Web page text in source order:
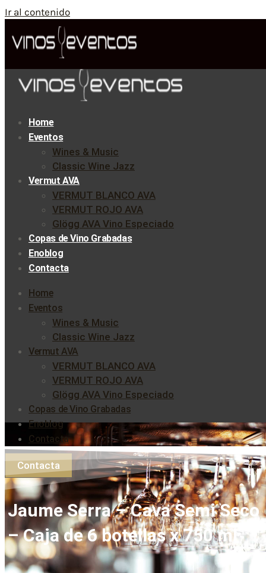
Ir al contenido
Home
Eventos
Wines & Music
Classic Wine Jazz
Vermut AVA
VERMUT BLANCO AVA
VERMUT ROJO AVA
Glögg AVA Vino Especiado
Copas de Vino Grabadas
Enoblog
Contacta
Home
Eventos
Wines & Music
Classic Wine Jazz
Vermut AVA
VERMUT BLANCO AVA
VERMUT ROJO AVA
Glögg AVA Vino Especiado
Copas de Vino Grabadas
Enoblog
Contacta
Contacta
Jaume Serra – Cava Semi Seco
– Caja de 6 botellas x 750 ml